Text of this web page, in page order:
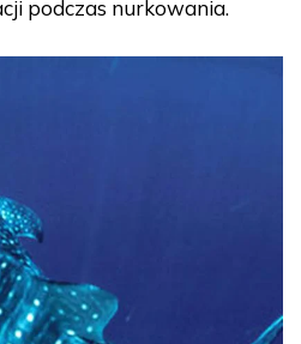
podczas nurkowania.